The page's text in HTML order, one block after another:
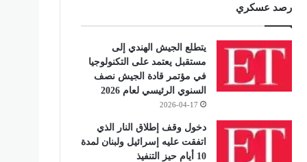
رصد عسكري
يتطلع الجيش الهندي إلى
مستقبل يعتمد على التكنولوجيا
في مؤتمر قادة الجيش نصف
السنوي الرئيسي لعام 2026
2026-04-17
دخول وقف إطلاق النار الذي
اتفقت عليه إسرائيل ولبنان لمدة
10 أيام حيز التنفيذ